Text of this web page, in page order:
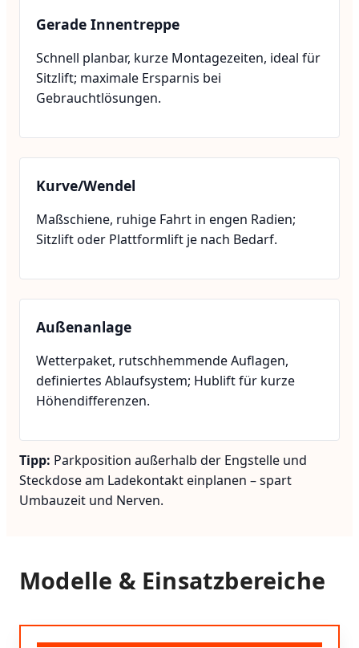
Gerade Innentreppe
Schnell planbar, kurze Montagezeiten, ideal für
Sitzlift; maximale Ersparnis bei
Gebrauchtlösungen.
Kurve/Wendel
Maßschiene, ruhige Fahrt in engen Radien;
Sitzlift oder Plattformlift je nach Bedarf.
Außenanlage
Wetterpaket, rutschhemmende Auflagen,
definiertes Ablaufsystem; Hublift für kurze
Höhendifferenzen.
Tipp: Parkposition außerhalb der Engstelle und
Steckdose am Ladekontakt einplanen – spart
Umbauzeit und Nerven.
Modelle & Einsatzbereiche